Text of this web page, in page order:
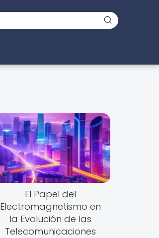
El Papel del
Electromagnetismo en
la Evolución de las
Telecomunicaciones